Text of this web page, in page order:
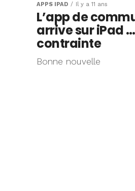
APPS IPAD Il y a 11 ans
L’app de
arrive sur iPad
contrainte
Bonne nouvelle